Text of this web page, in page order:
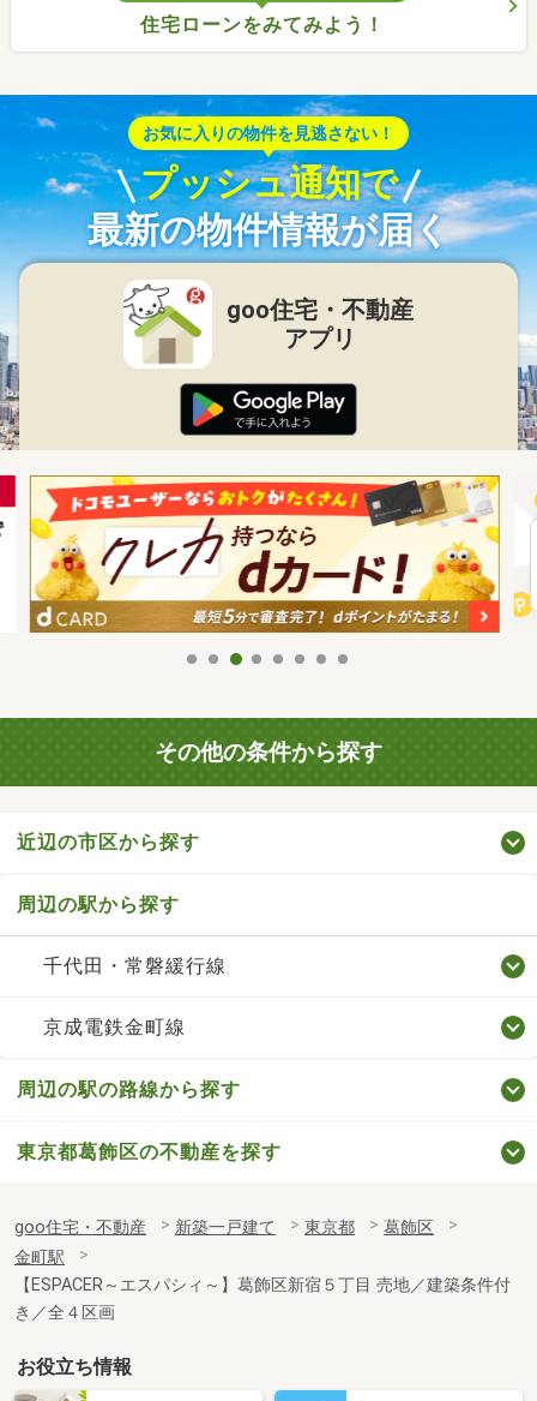
住宅ローンをみてみよう！
お気に入りの物件を見逃さない！
プッシュ通知で
最新の物件情報が届く
goo住宅・不動産
アプリ
その他の条件から探す
近辺の市区から探す
周辺の駅から探す
千代田・常磐緩行線
京成電鉄金町線
周辺の駅の路線から探す
東京都葛飾区の不動産を探す
goo住宅・不動産 新築一戸建て 東京都
葛飾区
金町駅
【ESPACER～エスパシィ～】葛飾区新宿５丁目 売地／建築条件付
き／全４区画
お役立ち情報